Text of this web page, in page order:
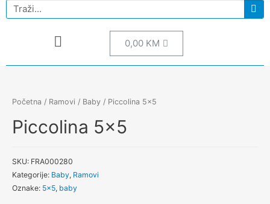
0,00 KM
Početna / Ramovi / Baby / Piccolina 5×5
Piccolina 5×5
SKU: FRA000280
Kategorije: Baby, Ramovi
Oznake: 5x5, baby